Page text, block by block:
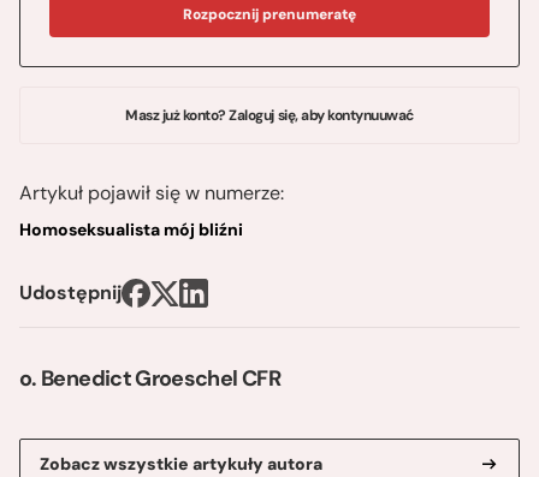
o. Benedict Groeschel CFR
Zobacz wszystkie artykuły autora
Rozpocznij prenumeratę
Masz już konto? Zaloguj się, aby kontynuuwać
Artykuł pojawił się w numerze:
Homoseksualista mój bliźni
Udostępnij